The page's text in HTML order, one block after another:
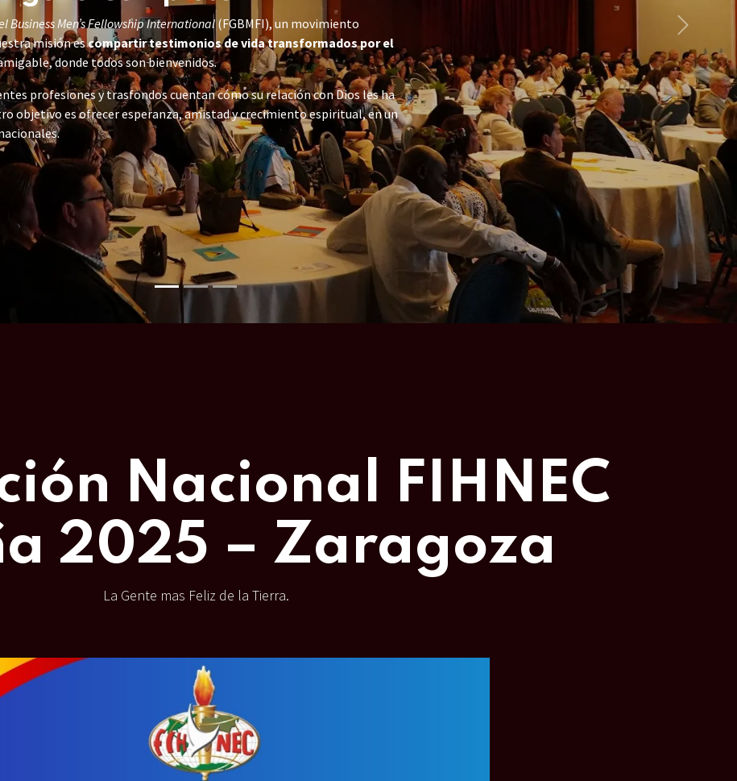
Business Men’s Fellowship International(FGBMFI), un movimiento
misión escompartir testimonios de vida transformados por el
donde todos son bienvenidos.
profesiones y trasfondos cuentan cómo su relación con Dios les ha
objetivo es ofrecer esperanza, amistad y crecimiento espiritual, en un
Siguiente
Nacional FIHNEC
2025 – Zaragoza
La Gente mas Feliz de la Tierra.